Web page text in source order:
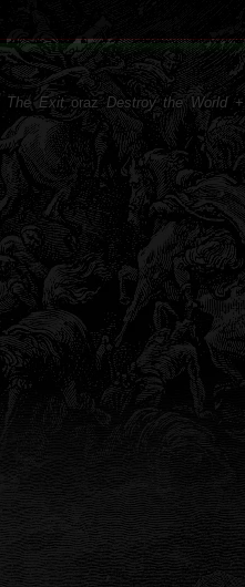
The ExitorazDestroy the World+